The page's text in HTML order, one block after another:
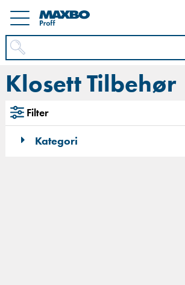
Klosett Tilbehør
Filter
Kategori